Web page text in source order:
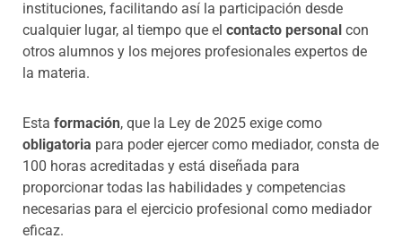
instituciones, facilitando así la participación desde
cualquier lugar, al tiempo que el contacto personal con
otros alumnos y los mejores profesionales expertos de
la materia.
Esta formación, que la Ley de 2025 exige como
obligatoria para poder ejercer como mediador, consta de
100 horas acreditadas y está diseñada para
proporcionar todas las habilidades y competencias
necesarias para el ejercicio profesional como mediador
eficaz.